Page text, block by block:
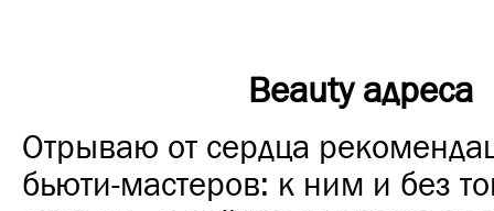
Beauty адреса
Отрываю от сердца
бьюти-мастеров: к ним и без